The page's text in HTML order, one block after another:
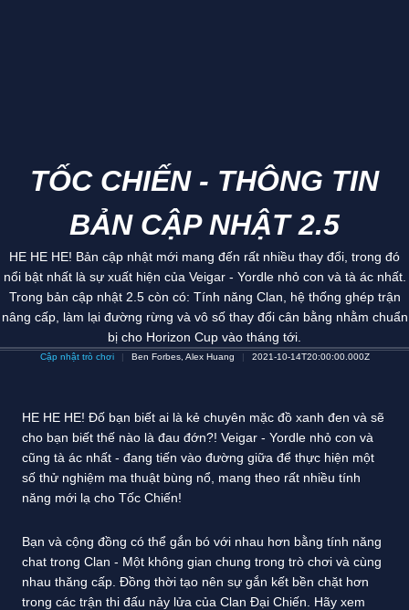
TỐC CHIẾN - THÔNG TIN
BẢN CẬP NHẬT 2.5
HE HE HE! Bản cập nhật mới mang đến rất nhiều thay đổi, trong đó
nổi bật nhất là sự xuất hiện của Veigar - Yordle nhỏ con và tà ác nhất.
Trong bản cập nhật 2.5 còn có: Tính năng Clan, hệ thống ghép trận
nâng cấp, làm lại đường rừng và vô số thay đổi cân bằng nhằm chuẩn
bị cho Horizon Cup vào tháng tới.
Cập nhật trò chơi Ben Forbes, Alex Huang 2021-10-14T20:00:00.000Z
HE HE HE! Đố bạn biết ai là kẻ chuyên mặc đồ xanh đen và sẽ
cho bạn biết thế nào là đau đớn?! Veigar - Yordle nhỏ con và
cũng tà ác nhất - đang tiến vào đường giữa để thực hiện một
số thử nghiệm ma thuật bùng nổ, mang theo rất nhiều tính
năng mới lạ cho Tốc Chiến!
Bạn và cộng đồng có thể gắn bó với nhau hơn bằng tính năng
chat trong Clan - Một không gian chung trong trò chơi và cùng
nhau thăng cấp. Đồng thời tạo nên sự gắn kết bền chặt hơn
trong các trận thi đấu nảy lửa của Clan Đại Chiến. Hãy xem